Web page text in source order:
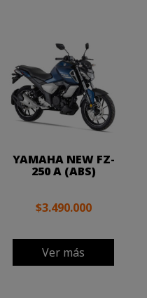
YAMAHA NEW FZ-
250 A (ABS)
$3.490.000
Ver más